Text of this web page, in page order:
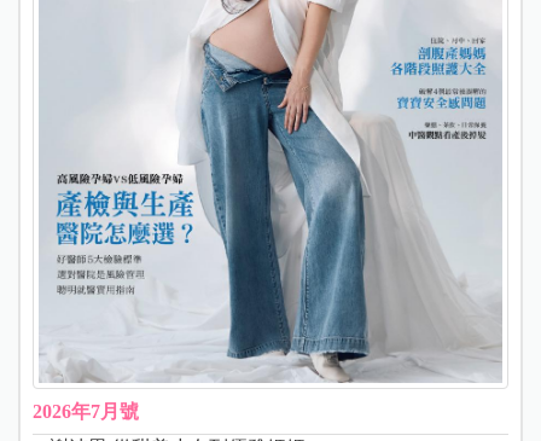
2026年7月號